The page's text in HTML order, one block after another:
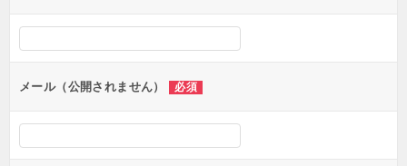
メール（公開されません） 必須